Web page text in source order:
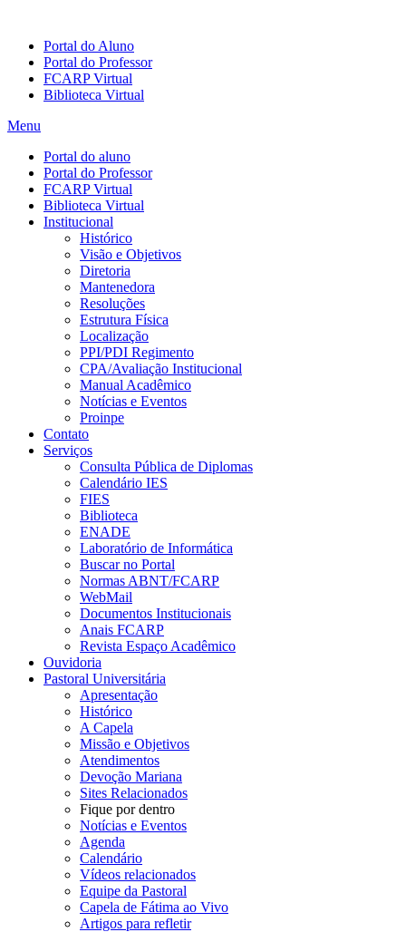
Portal do Aluno
Portal do Professor
FCARP Virtual
Biblioteca Virtual
Menu
Portal do aluno
Portal do Professor
FCARP Virtual
Biblioteca Virtual
Institucional
Histórico
Visão e Objetivos
Diretoria
Mantenedora
Resoluções
Estrutura Física
Localização
PPI/PDI Regimento
CPA/Avaliação Institucional
Manual Acadêmico
Notícias e Eventos
Proinpe
Contato
Serviços
Consulta Pública de Diplomas
Calendário IES
FIES
Biblioteca
ENADE
Laboratório de Informática
Buscar no Portal
Normas ABNT/FCARP
WebMail
Documentos Institucionais
Anais FCARP
Revista Espaço Acadêmico
Ouvidoria
Pastoral Universitária
Apresentação
Histórico
A Capela
Missão e Objetivos
Atendimentos
Devoção Mariana
Sites Relacionados
Fique por dentro
Notícias e Eventos
Agenda
Calendário
Vídeos relacionados
Equipe da Pastoral
Capela de Fátima ao Vivo
Artigos para refletir